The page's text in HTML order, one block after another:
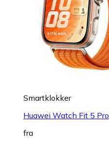
Smartklokker
Huawei Watch Fit 5 Pro
fra